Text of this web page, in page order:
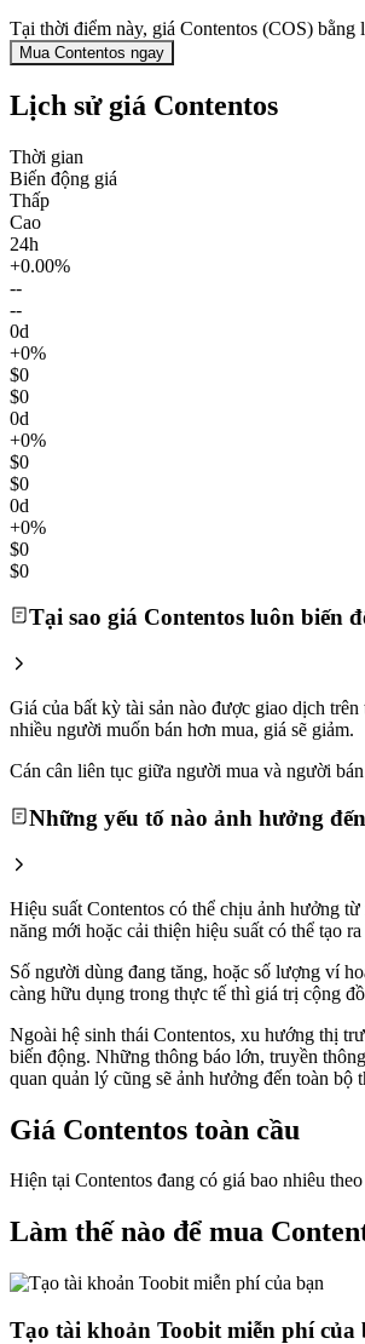
Tại thời điểm này, giá Contentos (COS)
Mua Contentos ngay
Lịch sử giá Contentos
Thời gian
Biến động giá
Thấp
Cao
24h
+0.00%
--
--
0d
+0%
$0
$0
0d
+0%
$0
$0
0d
+0%
$0
$0
Tại sao giá Contentos luôn biến
Giá của bất kỳ tài sản nào được giao dịch
nhiều người muốn bán hơn mua, giá sẽ giảm.
Cán cân liên tục giữa người mua và người
Những yếu tố nào ảnh hưởng
Hiệu suất Contentos có thể chịu ảnh hưởng
năng mới hoặc cải thiện hiệu suất có thể tạo
Số người dùng đang tăng, hoặc số lượng ví
càng hữu dụng trong thực tế thì giá trị cộng
Ngoài hệ sinh thái Contentos, xu hướng thị
biến động. Những thông báo lớn, truyền
quan quản lý cũng sẽ ảnh hưởng đến toàn bộ
Giá Contentos toàn cầu
Hiện tại Contentos đang có giá bao nhiêu
Làm thế nào để mua
Tạo tài khoản Toobit miễn phí của